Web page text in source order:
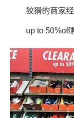
狡猾的商家经
up to 50%off